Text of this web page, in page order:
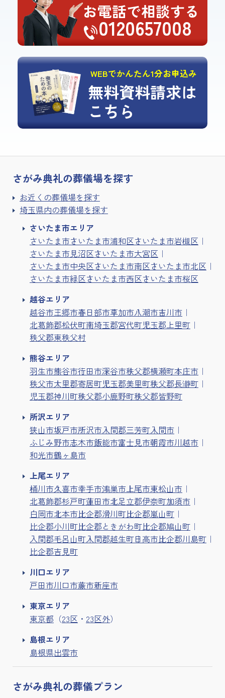
お電話で相談する
0120657008
WEBでかんたん1分お申込み
無料資料請求は
こちら
さがみ典礼の葬儀場を探す
お近くの葬儀場を探す
埼玉県内の葬儀場を探す
さいたま市エリア
さいたま市さいたま市浦和区さいたま市岩槻区
さいたま市見沼区さいたま市大宮区
さいたま市中央区さいたま市南区さいたま市北区
さいたま市緑区さいたま市西区さいたま市桜区
越谷エリア
越谷市三郷市春日部市草加市八潮市吉川市
北葛飾郡松伏町南埼玉郡宮代町児玉郡上里町
秩父郡東秩父村
熊谷エリア
羽生市熊谷市行田市深谷市秩父郡横瀬町本庄市
秩父市大里郡寄居町児玉郡美里町秩父郡長瀞町
児玉郡神川町秩父郡小鹿野町秩父郡皆野町
所沢エリア
狭山市坂戸市所沢市入間郡三芳町入間市
ふじみ野市志木市飯能市富士見市朝霞市川越市
和光市鶴ヶ島市
上尾エリア
桶川市久喜市幸手市鴻巣市上尾市東松山市
北葛飾郡杉戸町蓮田市北足立郡伊奈町加須市
白岡市北本市比企郡滑川町比企郡嵐山町
比企郡小川町比企郡ときがわ町比企郡鳩山町
入間郡毛呂山町入間郡越生町日高市比企郡川島町
比企郡吉見町
川口エリア
戸田市川口市蕨市新座市
東京エリア
東京都 （23区 ・ 23区外）
島根エリア
島根県出雲市
さがみ典礼の葬儀プラン